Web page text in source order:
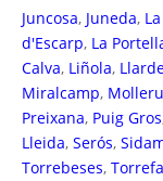
Juncosa, Juneda,
d'Escarp, La
Calva, Liñola,
Miralcamp,
Preixana, Puig Gros
Lleida, Serós,
Torrebeses,